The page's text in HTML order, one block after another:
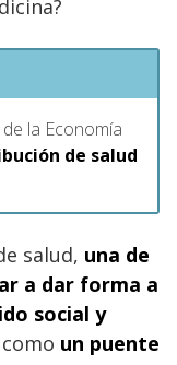
la Economía
de salud
salud, una de
a dar forma a
social y
un puente